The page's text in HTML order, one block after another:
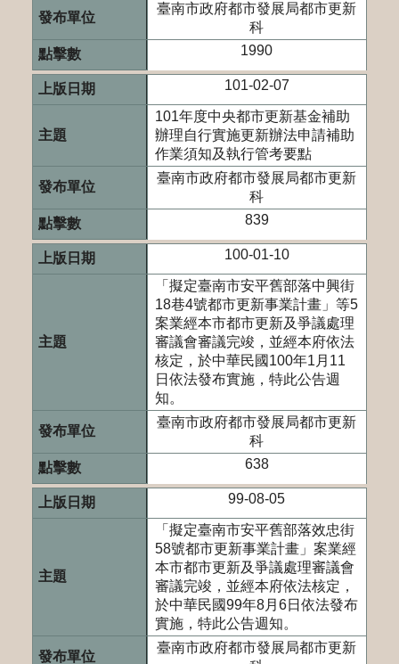
臺南市政府都市發展局都市更新
科
1990
101-02-07
101年度中央都市更新基金補助
辦理自行實施更新辦法申請補助
作業須知及執行管考要點
臺南市政府都市發展局都市更新
科
839
100-01-10
「擬定臺南市安平舊部落中興街
18巷4號都市更新事業計畫」等5
案業經本市都市更新及爭議處理
審議會審議完竣，並經本府依法
核定，於中華民國100年1月11
日依法發布實施，特此公告週
知。
臺南市政府都市發展局都市更新
科
638
99-08-05
「擬定臺南市安平舊部落效忠街
58號都市更新事業計畫」案業經
本市都市更新及爭議處理審議會
審議完竣，並經本府依法核定，
於中華民國99年8月6日依法發布
實施，特此公告週知。
臺南市政府都市發展局都市更新